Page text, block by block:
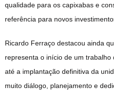
qualidade para os capixabas e
referência para novos
Ricardo Ferraço destacou ainda
representa o início de um
até a implantação definitiva da
muito diálogo, planejamento e